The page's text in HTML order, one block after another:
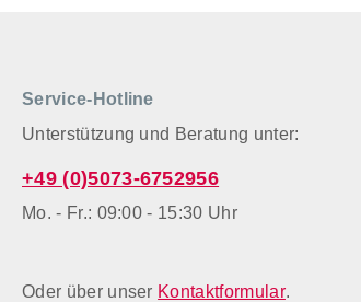
Service-Hotline
Unterstützung und Beratung unter:
+49 (0)5073-6752956
Mo. - Fr.: 09:00 - 15:30 Uhr
Oder über unser Kontaktformular.